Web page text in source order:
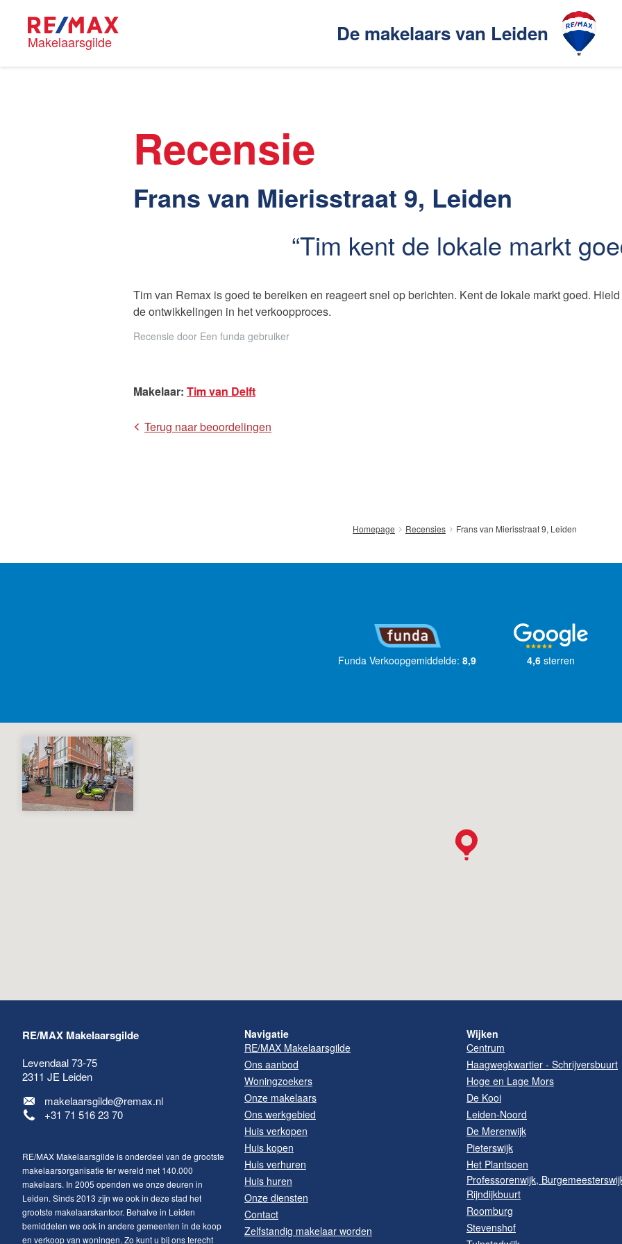
Makelaarsgilde De makelaars van Leiden
Huis verhuren
Vincent de Vos
Maak een afspraak
Recensie
Frans van Mierisstraat 9, Leiden
Tim kent de lokale markt
Tim van Remax is goed te bereiken en reageert snel op berichten. Kent de lokale markt goed.
de ontwikkelingen in het verkoopproces.
Recensie door Een funda gebruiker
Makelaar: Tim van Delft
Terug naar beoordelingen
Homepage Recensies Frans van Mierisstraat 9, Leiden
Funda Verkoopgemiddelde:8,9 4,6sterren
RE/MAX Makelaarsgilde
Levendaal 73-75
2311 JE Leiden
makelaarsgilde@remax.nl
+31 71 516 23 70
RE/MAX Makelaarsgilde is onderdeel van de grootste
makelaarsorganisatie ter wereld met 140.000
makelaars. In 2005 openden we onze deuren in
Leiden. Sinds 2013 zijn we ook in deze stad het
grootste makelaarskantoor. Behalve in Leiden
bemiddelen we ook in andere gemeenten in de koop
en verkoop van woningen. Zo kunt u bij ons terecht
Navigatie
RE/MAX Makelaarsgilde
Ons aanbod
Woningzoekers
Onze makelaars
Ons werkgebied
Huis verkopen
Huis kopen
Huis verhuren
Huis huren
Onze diensten
Contact
Zelfstandig makelaar worden
Wijken
Centrum
Haagwegkwartier - Schrijversbuurt
Hoge en Lage Mors
De Kooi
Leiden-Noord
De Merenwijk
Pieterswijk
Het Plantsoen
Professorenwijk,
Rijndijkbuurt
Roomburg
Stevenshof